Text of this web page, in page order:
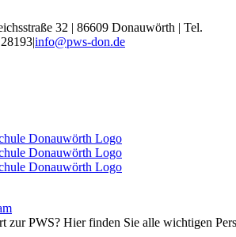
32 | 86609 Donauwörth | Tel.
|info@pws-don.de
zur PWS? Hier finden Sie alle wichtigen